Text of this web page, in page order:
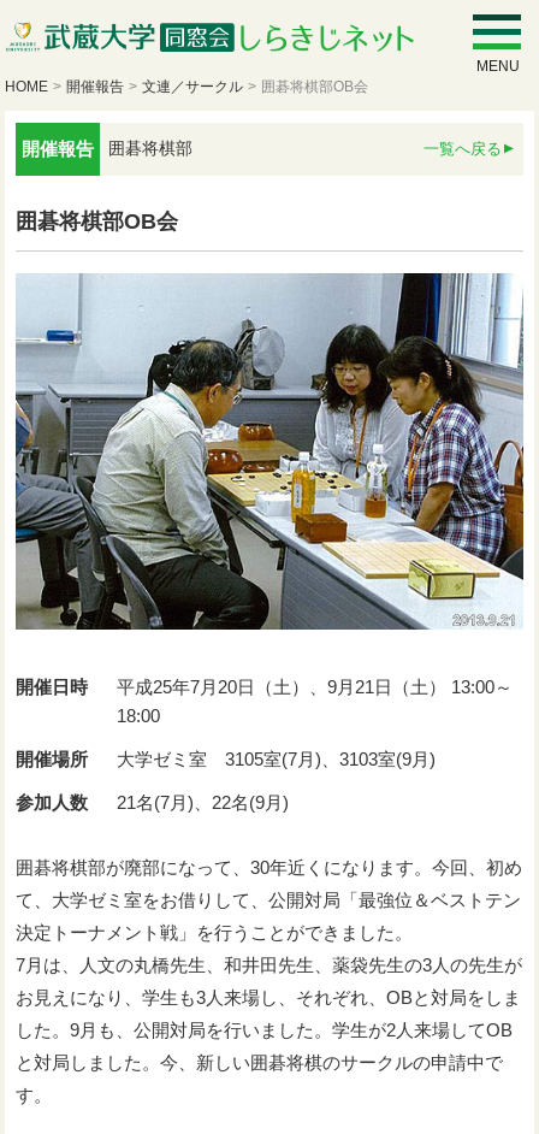
MENU
HOME > 開催報告 > 文連／サークル > 囲碁将棋部OB会
開催報告 囲碁将棋部 一覧へ戻る
囲碁将棋部OB会
開催日時
平成25年7月20日（土）、9月21日（土） 13:00～
18:00
開催場所 大学ゼミ室 3105室(7月)、3103室(9月)
参加人数 21名(7月)、22名(9月)
囲碁将棋部が廃部になって、30年近くになります。今回、初め
て、大学ゼミ室をお借りして、公開対局「最強位＆ベストテン
決定トーナメント戦」を行うことができました。
7月は、人文の丸橋先生、和井田先生、薬袋先生の3人の先生が
お見えになり、学生も3人来場し、それぞれ、OBと対局をしま
した。9月も、公開対局を行いました。学生が2人来場してOB
と対局しました。今、新しい囲碁将棋のサークルの申請中で
す。